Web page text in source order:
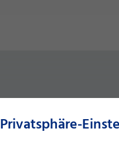
Privatsphäre-